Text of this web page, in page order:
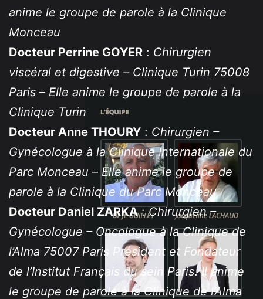
anime le groupe de parole à la Clinique
Monceau
Docteur Perrine GOYER : Chirurgien
viscéral et digestive – Clinique Turin 75008
Paris – Elle anime le groupe de parole à la
Clinique Turin
Docteur Anne THOURY : Chirurgien –
Gynécologue à la Clinique Internationale du
Parc Monceau – Elle anime le groupe de
parole à la Clinique du Parc Monceau
Docteur Daniel ZARKA:Chirurgien –
Gynécologue – Oncologue à la Clinique de
l’Alma 75007 Paris Président et Fondateur
de l’Institut Français du sein Paris.Il anime
le groupe de parole à la Clinique de l’Alma